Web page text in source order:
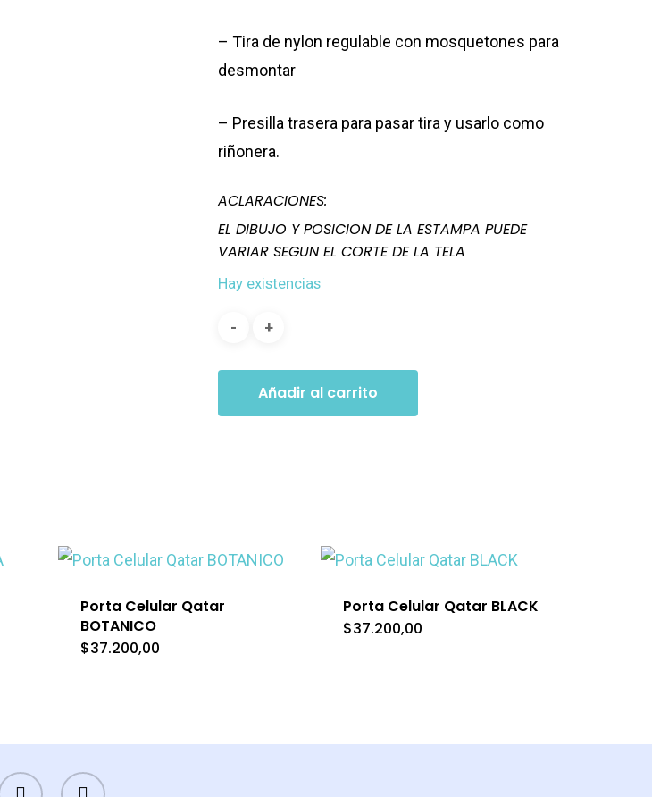
– Tira de nylon regulable con mosquetones para
desmontar
– Presilla trasera para pasar tira y usarlo como
riñonera.
ACLARACIONES:
EL DIBUJO Y POSICION DE LA ESTAMPA PUEDE
VARIAR SEGUN EL CORTE DE LA TELA
Hay existencias
Añadir al carrito
Porta Celular Qatar
BOTANICO
$37.200,00
Porta Celular Qatar BLACK
$37.200,00
FACEBOOKINSTAGRAM